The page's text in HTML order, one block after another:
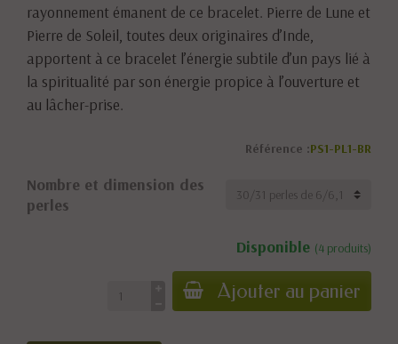
rayonnement émanent de ce bracelet. Pierre de Lune et
Pierre de Soleil, toutes deux originaires d’Inde,
apportent à ce bracelet l’énergie subtile d’un pays lié à
la spiritualité par son énergie propice à l’ouverture et
au lâcher-prise.
Référence :PS1-PL1-BR
Nombre et dimension des
perles
Disponible (4 produits)
Ajouter au panier